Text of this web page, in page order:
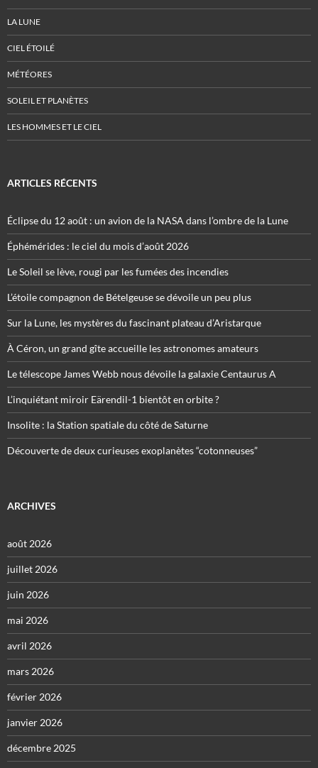
LA LUNE
CIEL ÉTOILÉ
MÉTÉORES
SOLEIL ET PLANÈTES
LES HOMMES ET LE CIEL
ARTICLES RÉCENTS
Éclipse du 12 août : un avion de la NASA dans l’ombre de la Lune
Éphémérides : le ciel du mois d’août 2026
Le Soleil se lève, rougi par les fumées des incendies
L’étoile compagnon de Bételgeuse se dévoile un peu plus
Sur la Lune, les mystères du fascinant plateau d’Aristarque
À Céron, un grand gîte accueille les astronomes amateurs
Le télescope James Webb nous dévoile la galaxie Centaurus A
L’inquiétant miroir Eärendil-1 bientôt en orbite ?
Insolite : la Station spatiale du côté de Saturne
Découverte de deux curieuses exoplanètes “cotonneuses”
ARCHIVES
août 2026
juillet 2026
juin 2026
mai 2026
avril 2026
mars 2026
février 2026
janvier 2026
décembre 2025